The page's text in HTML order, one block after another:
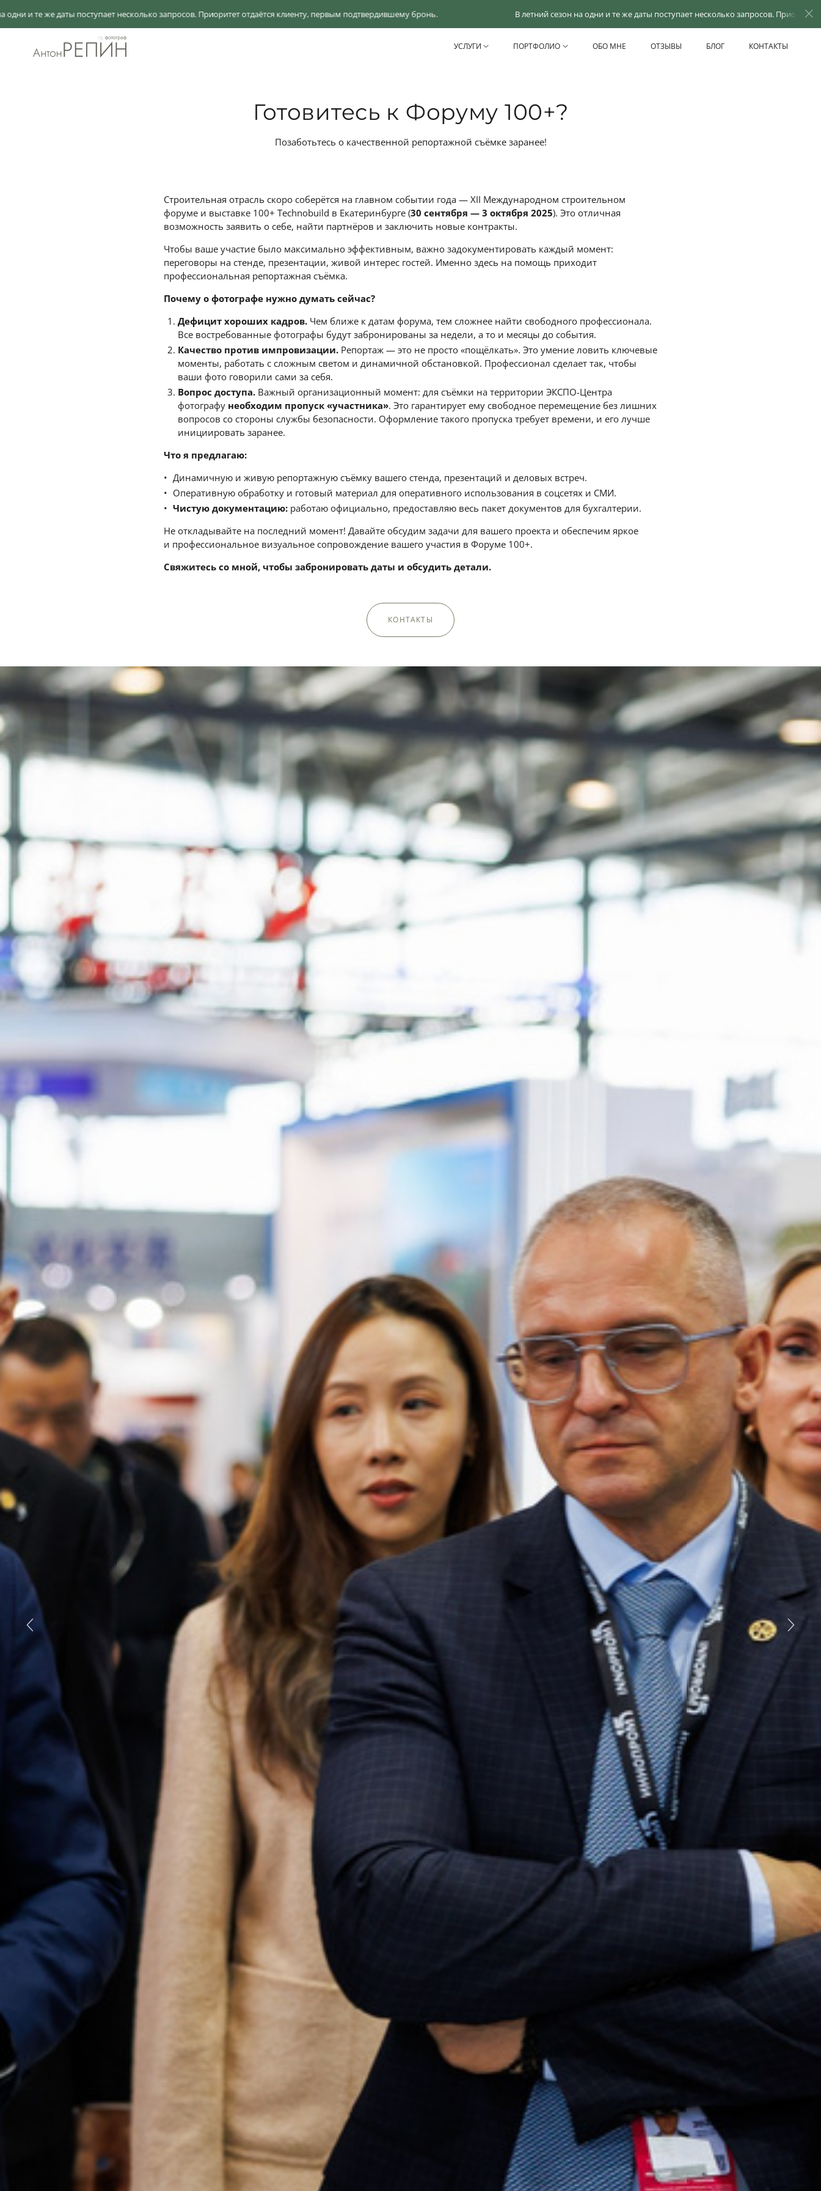
УСЛУГИ ПОРТФОЛИО ОБО МНЕ ОТЗЫВЫ БЛОГ КОНТАКТЫ
Готовитесь к Форуму 100+?
Позаботьтесь о качественной репортажной съёмке заранее!
Строительная отрасль скоро соберётся на главном событии года — XII Международном строительном
форуме и выставке 100+ Technobuild в Екатеринбурге (30 сентября — 3 октября 2025). Это отличная
возможность заявить о себе, найти партнёров и заключить новые контракты.
Чтобы ваше участие было максимально эффективным, важно задокументировать каждый момент:
переговоры на стенде, презентации, живой интерес гостей. Именно здесь на помощь приходит
профессиональная репортажная съёмка.
Почему о фотографе нужно думать сейчас?
Дефицит хороших кадров.Чем ближе к датам форума, тем сложнее найти свободного профессионала.
Все востребованные фотографы будут забронированы за недели, а то и месяцы до события.
Качество против импровизации.Репортаж — это не просто «пощёлкать». Это умение ловить ключевые
моменты, работать с сложным светом и динамичной обстановкой. Профессионал сделает так, чтобы
ваши фото говорили сами за себя.
Вопрос доступа.Важный организационный момент: для съёмки на территории ЭКСПО-Центра
фотографу необходим пропуск «участника». Это гарантирует ему свободное перемещение без лишних
вопросов со стороны службы безопасности. Оформление такого пропуска требует времени, и его лучше
инициировать заранее.
Что я предлагаю:
Динамичную и живую репортажную съёмку вашего стенда, презентаций и деловых встреч.
Оперативную обработку и готовый материал для оперативного использования в соцсетях и СМИ.
Чистую документацию: работаю официально, предоставляю весь пакет документов для бухгалтерии.
Не откладывайте на последний момент! Давайте обсудим задачи для вашего проекта и обеспечим яркое
и профессиональное визуальное сопровождение вашего участия в Форуме 100+.
Свяжитесь со мной, чтобы забронировать даты и обсудить детали.
КОНТАКТЫ
поступает несколько запросов. Приоритет отдаётся клиенту, первым подтвердившему бронь. В летний сезон на одни и те же даты поступает несколько запросов. Приоритет отдаётся